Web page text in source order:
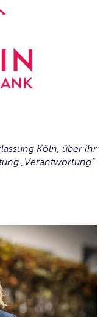
Köln, über ihr
„Verantwortung“